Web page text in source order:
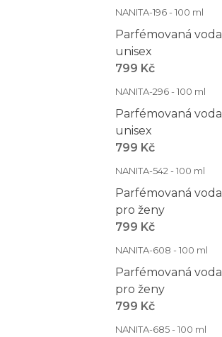
NANITA-196 - 100 ml
Parfémovaná voda
unisex
799 Kč
NANITA-296 - 100 ml
Parfémovaná voda
unisex
799 Kč
NANITA-542 - 100 ml
Parfémovaná voda
pro ženy
799 Kč
NANITA-608 - 100 ml
Parfémovaná voda
pro ženy
799 Kč
NANITA-685 - 100 ml